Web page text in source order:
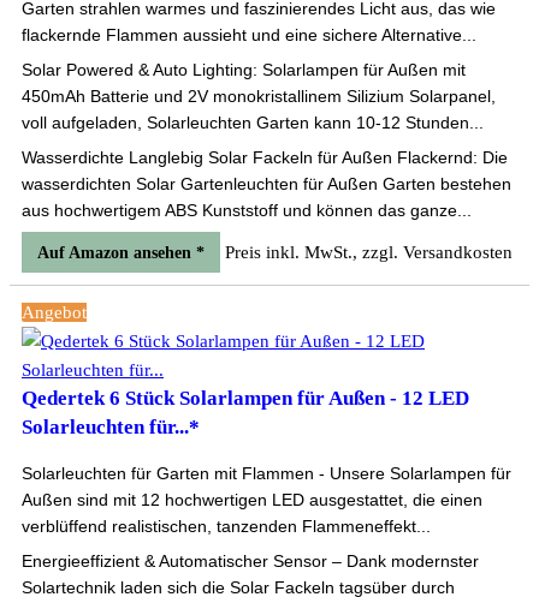
Garten strahlen warmes und faszinierendes Licht aus, das wie
flackernde Flammen aussieht und eine sichere Alternative...
Solar Powered & Auto Lighting: Solarlampen für Außen mit
450mAh Batterie und 2V monokristallinem Silizium Solarpanel,
voll aufgeladen, Solarleuchten Garten kann 10-12 Stunden...
Wasserdichte Langlebig Solar Fackeln für Außen Flackernd: Die
wasserdichten Solar Gartenleuchten für Außen Garten bestehen
aus hochwertigem ABS Kunststoff und können das ganze...
Auf Amazon ansehen * Preis inkl. MwSt., zzgl. Versandkosten
Angebot
Qedertek 6 Stück Solarlampen für Außen - 12 LED
Solarleuchten für...*
Solarleuchten für Garten mit Flammen - Unsere Solarlampen für
Außen sind mit 12 hochwertigen LED ausgestattet, die einen
verblüffend realistischen, tanzenden Flammeneffekt...
Energieeffizient & Automatischer Sensor – Dank modernster
Solartechnik laden sich die Solar Fackeln tagsüber durch